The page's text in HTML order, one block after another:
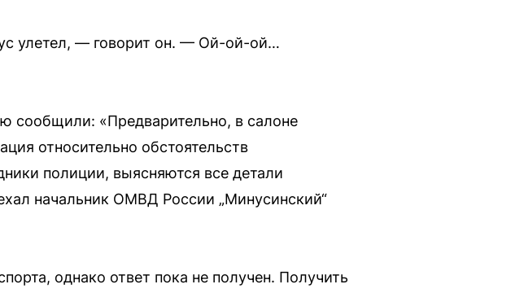
улетел, — говорит он. — Ой-ой-ой…
сообщили: «Предварительно, в салоне
относительно обстоятельств
полиции, выясняются все детали
начальник ОМВД России „Минусинский“
однако ответ пока не получен. Получить